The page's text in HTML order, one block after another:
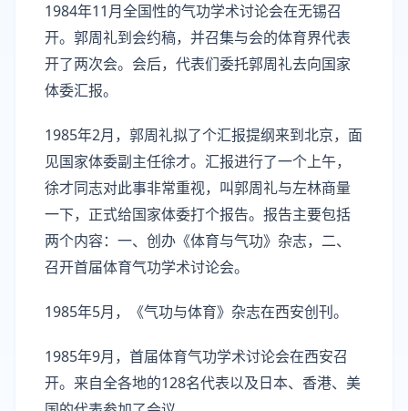
1984年11月全国性的气功学术讨论会在无锡召
开。郭周礼到会约稿，并召集与会的体育界代表
开了两次会。会后，代表们委托郭周礼去向国家
体委汇报。
1985年2月，郭周礼拟了个汇报提纲来到北京，面
见国家体委副主任徐才。汇报进行了一个上午，
徐才同志对此事非常重视，叫郭周礼与左林商量
一下，正式给国家体委打个报告。报告主要包括
两个内容：一、创办《体育与气功》杂志，二、
召开首届体育气功学术讨论会。
1985年5月，《气功与体育》杂志在西安创刊。
1985年9月，首届体育气功学术讨论会在西安召
开。来自全各地的128名代表以及日本、香港、美